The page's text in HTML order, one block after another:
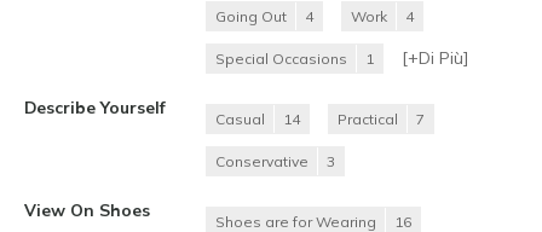
Going Out 4 Work 4
Special Occasions 1 [+Di Più]
Describe Yourself
Casual 14 Practical 7
Conservative 3
View On Shoes
Shoes are for Wearing 16